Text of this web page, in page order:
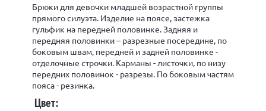
Брюки для девочки младшей возрастной группы
прямого силуэта. Изделие на поясе, застежка
гульфик на передней половинке. Задняя и
передняя половинки – разрезные посередине, по
боковым швам, передней и задней половинке -
отделочные строчки. Карманы - листочки, по низу
передних половинок - разрезы. По боковым частям
пояса - резинка.
Цвет: